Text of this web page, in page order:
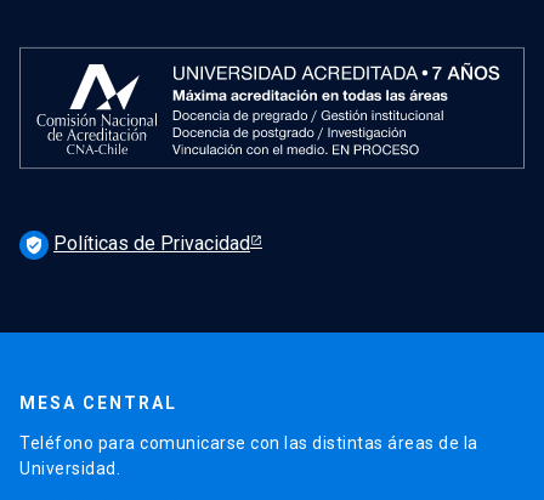
verified_user Políticas de Privacidad
MESA CENTRAL
Teléfono para comunicarse con las distintas áreas de la
Universidad.